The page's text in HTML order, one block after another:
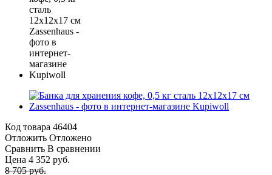
Код товара 46404
Отложить Отложено
Сравнить В сравнении
Цена 4 352 руб.
8 705 руб.